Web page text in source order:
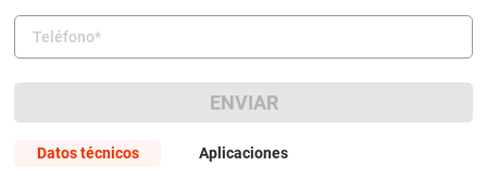
ENVIAR
Datos técnicos Aplicaciones